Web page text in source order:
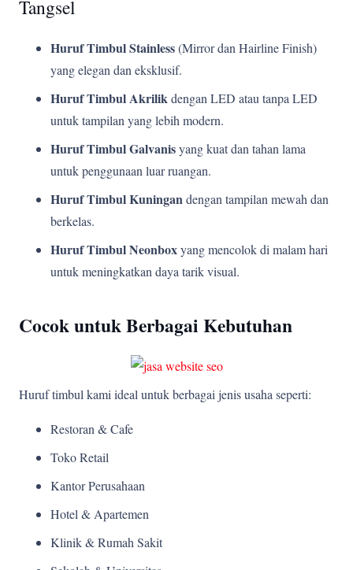
Tangsel
Huruf Timbul Stainless(Mirror dan Hairline Finish)
yang elegan dan eksklusif.
Huruf Timbul Akrilikdengan LED atau tanpa LED
untuk tampilan yang lebih modern.
Huruf Timbul Galvanisyang kuat dan tahan lama
untuk penggunaan luar ruangan.
Huruf Timbul Kuningandengan tampilan mewah dan
berkelas.
Huruf Timbul Neonboxyang mencolok di malam hari
untuk meningkatkan daya tarik visual.
Cocok untuk Berbagai Kebutuhan
Huruf timbul kami ideal untuk berbagai jenis usaha seperti:
Restoran & Cafe
Toko Retail
Kantor Perusahaan
Hotel & Apartemen
Klinik & Rumah Sakit